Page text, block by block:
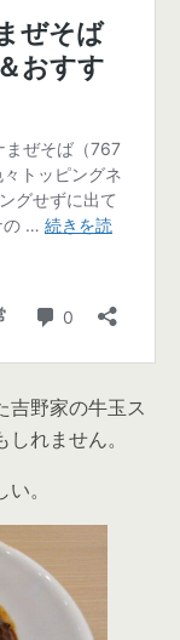
野家の牛玉ス
れません。
。